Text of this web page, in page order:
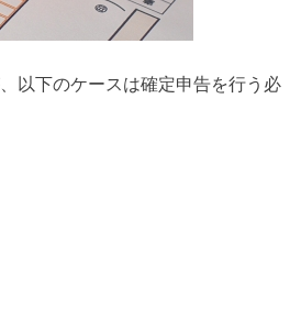
以下のケースは確定申告を行う必